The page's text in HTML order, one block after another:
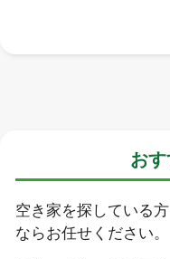
お
空き家を探している
ならお任せください。